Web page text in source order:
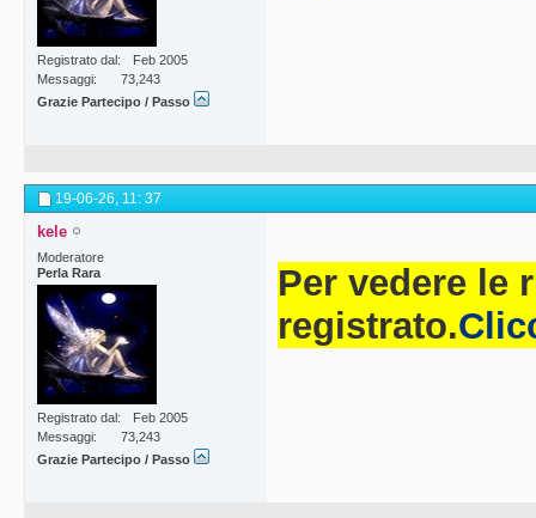
per originalità,
ex aequo tra
entrambe.3.3
Registrato dal
Feb 2005
Messaggi
73,243
Grazie Partecipo / Passo
19-06-26, 11: 37
kele
Moderatore
Perla Rara
Registrato dal
Feb 2005
Messaggi
73,243
Grazie Partecipo / Passo
Per vedere le
registrato.